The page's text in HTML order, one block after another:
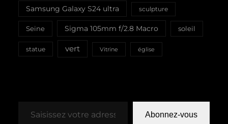
Samsung Galaxy S24 ultra sculpture
Seine Sigma 105mm f/2.8 Macro soleil
statue vert Vitrine église
Abonnez-vous